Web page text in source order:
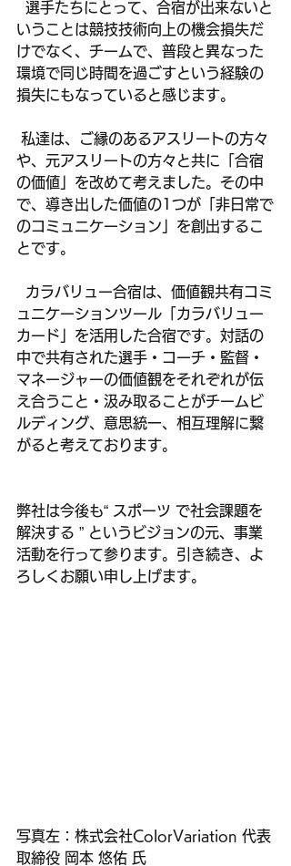
いうことは競技技術向上の機会損失だ
けでなく、チームで、普段と異なった
環境で同じ時間を過ごすという経験の
損失にもなっていると感じます。
や、元アスリートの方々と共に「合宿
の価値」を改めて考えました。その中
で、導き出した価値の1つが「非日常で
のコミュニケーション」を創出するこ
とです。
ュニケーションツール「カラバリュー
カード」を活用した合宿です。対話の
中で共有された選手・コーチ・監督・
マネージャーの価値観をそれぞれが伝
え合うこと・汲み取ることがチームビ
ルディング、意思統一、相互理解に繋
がると考えております。
弊社は今後も“ スポーツ で社会課題を
解決する ” というビジョンの元、事業
活動を行って参ります。引き続き、よ
ろしくお願い申し上げます。
写真左：株式会社ColorVariation 代表
取締役 岡本 悠佑 氏